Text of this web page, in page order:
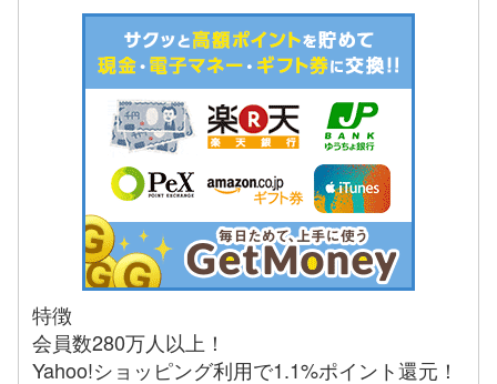
特徴
会員数280万人以上！
Yahoo!ショッピング利用で1.1%ポイント還元！